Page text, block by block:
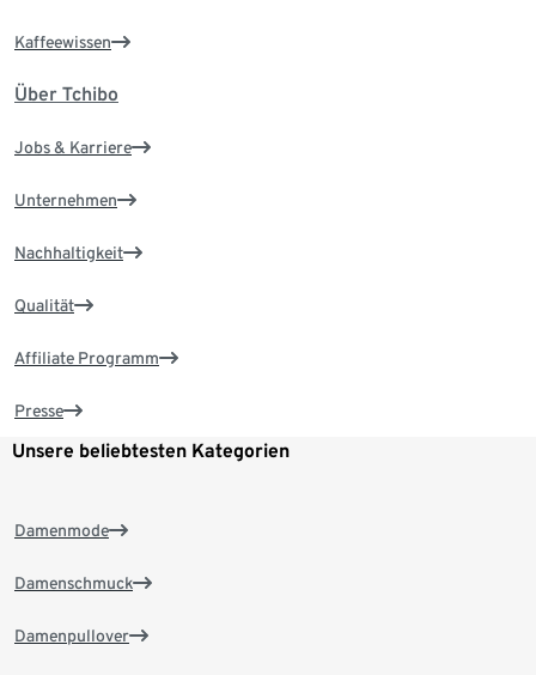
Kaffeewissen
Über Tchibo
Jobs & Karriere
Unternehmen
Nachhaltigkeit
Qualität
Affiliate Programm
Presse
Unsere beliebtesten Kategorien
Damenmode
Damenschmuck
Damenpullover